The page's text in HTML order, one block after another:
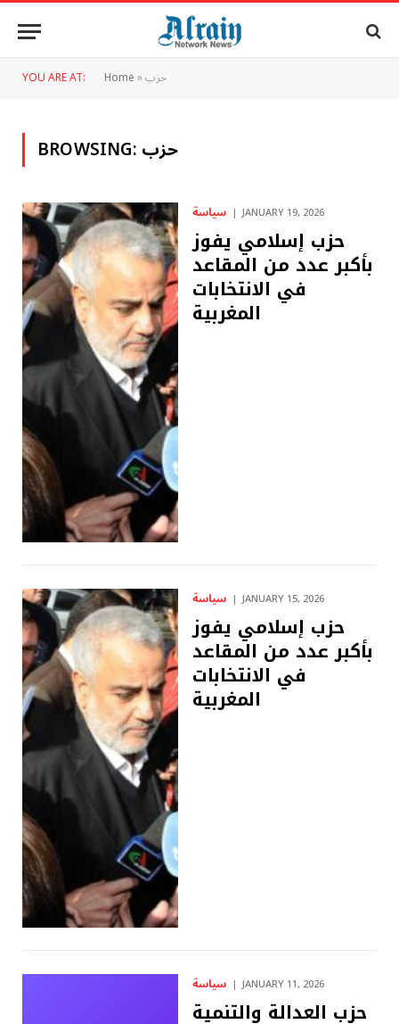
YOU ARE AT: Home»حزب
BROWSING:حزب
سياسة JANUARY 19, 2026
حزب إسلامي يفوز
بأكبر عدد من المقاعد
في الانتخابات
المغربية
سياسة JANUARY 15, 2026
حزب إسلامي يفوز
بأكبر عدد من المقاعد
في الانتخابات
المغربية
سياسة JANUARY 11, 2026
حزب العدالة والتنمية